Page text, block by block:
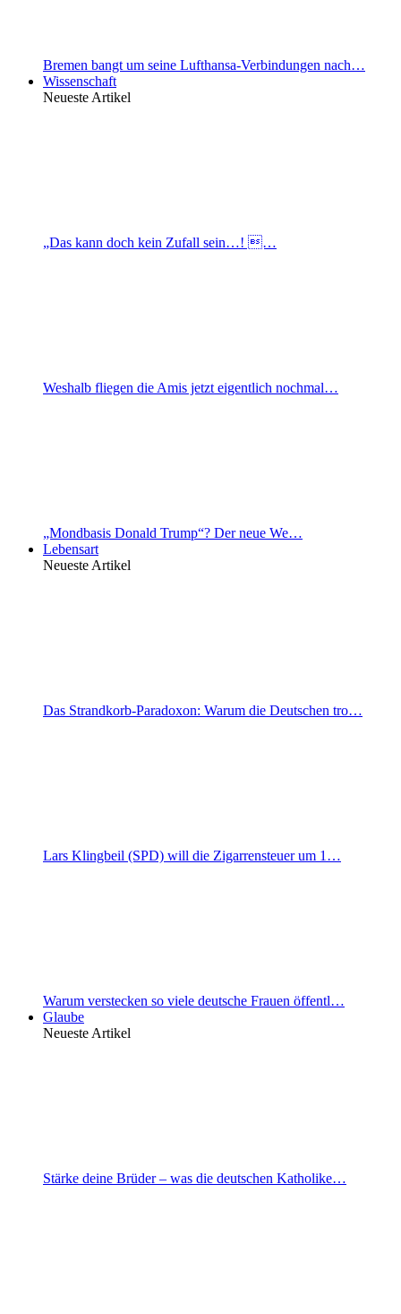
Bremen bangt um seine Lufthansa-Verbindungen nach…
Wissenschaft
Neueste Artikel
„Das kann doch kein Zufall sein…! …
Weshalb fliegen die Amis jetzt eigentlich nochmal…
„Mondbasis Donald Trump“? Der neue We…
Lebensart
Neueste Artikel
Das Strandkorb-Paradoxon: Warum die Deutschen tro…
Lars Klingbeil (SPD) will die Zigarrensteuer um 1…
Warum verstecken so viele deutsche Frauen öffentl…
Glaube
Neueste Artikel
Stärke deine Brüder – was die deutschen Katholike…